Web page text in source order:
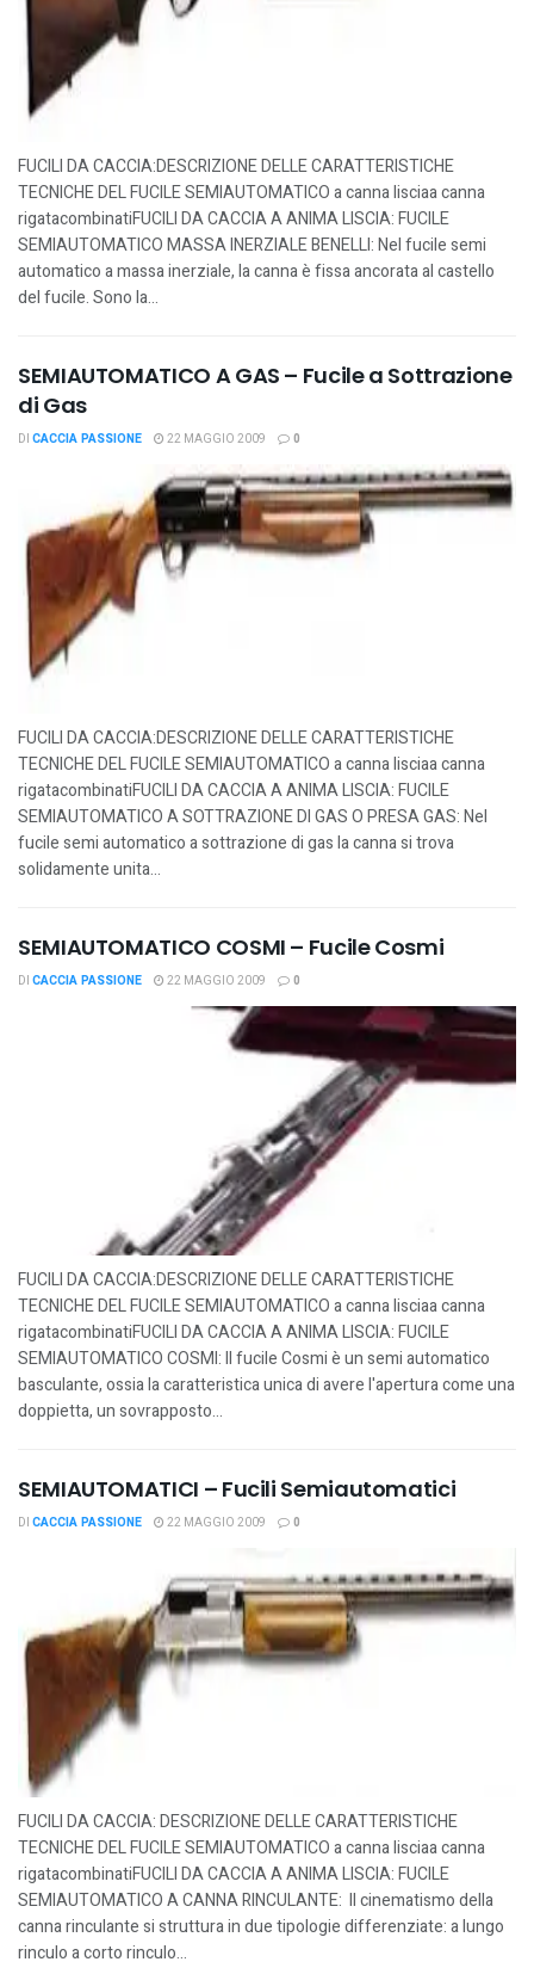
FUCILI DA CACCIA:DESCRIZIONE DELLE CARATTERISTICHE
TECNICHE DEL FUCILE SEMIAUTOMATICO a canna lisciaa canna
rigatacombinatiFUCILI DA CACCIA A ANIMA LISCIA: FUCILE
SEMIAUTOMATICO MASSA INERZIALE BENELLI: Nel fucile semi
automatico a massa inerziale, la canna è fissa ancorata al castello
del fucile. Sono la...
SEMIAUTOMATICO A GAS – Fucile a Sottrazione
di Gas
DI CACCIA PASSIONE 22 MAGGIO 2009 0
FUCILI DA CACCIA:DESCRIZIONE DELLE CARATTERISTICHE
TECNICHE DEL FUCILE SEMIAUTOMATICO a canna lisciaa canna
rigatacombinatiFUCILI DA CACCIA A ANIMA LISCIA: FUCILE
SEMIAUTOMATICO A SOTTRAZIONE DI GAS O PRESA GAS: Nel
fucile semi automatico a sottrazione di gas la canna si trova
solidamente unita...
SEMIAUTOMATICO COSMI – Fucile Cosmi
DI CACCIA PASSIONE 22 MAGGIO 2009 0
FUCILI DA CACCIA:DESCRIZIONE DELLE CARATTERISTICHE
TECNICHE DEL FUCILE SEMIAUTOMATICO a canna lisciaa canna
rigatacombinatiFUCILI DA CACCIA A ANIMA LISCIA: FUCILE
SEMIAUTOMATICO COSMI: Il fucile Cosmi è un semi automatico
basculante, ossia la caratteristica unica di avere l'apertura come una
doppietta, un sovrapposto...
SEMIAUTOMATICI – Fucili Semiautomatici
DI CACCIA PASSIONE 22 MAGGIO 2009 0
FUCILI DA CACCIA: DESCRIZIONE DELLE CARATTERISTICHE
TECNICHE DEL FUCILE SEMIAUTOMATICO a canna lisciaa canna
rigatacombinatiFUCILI DA CACCIA A ANIMA LISCIA: FUCILE
SEMIAUTOMATICO A CANNA RINCULANTE: Il cinematismo della
canna rinculante si struttura in due tipologie differenziate: a lungo
rinculo a corto rinculo...